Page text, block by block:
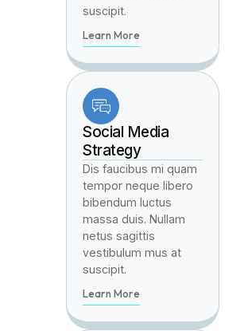
suscipit.
Learn More
Social Media
Strategy
Dis faucibus mi quam
tempor neque libero
bibendum luctus
massa duis. Nullam
netus sagittis
vestibulum mus at
suscipit.
Learn More